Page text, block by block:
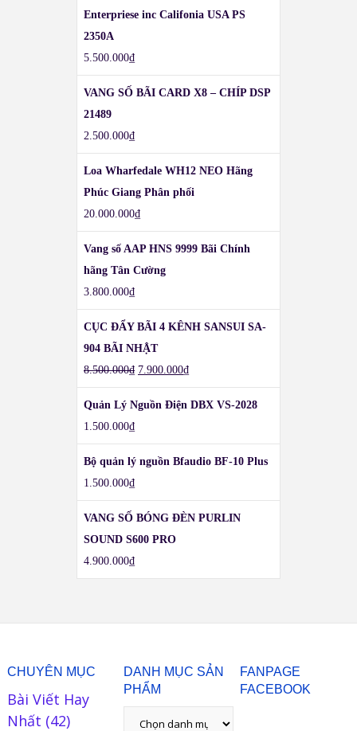
Enterpriese inc Califonia USA PS
2350A
5.500.000₫
VANG SỐ BÃI CARD X8 – CHÍP DSP
21489
2.500.000₫
Loa Wharfedale WH12 NEO Hãng
Phúc Giang Phân phối
20.000.000₫
Vang số AAP HNS 9999 Bãi Chính
hãng Tân Cường
3.800.000₫
CỤC ĐẨY BÃI 4 KÊNH SANSUI SA-
904 BÃI NHẬT
8.500.000₫ 7.900.000₫
Quản Lý Nguồn Điện DBX VS-2028
1.500.000₫
Bộ quản lý nguồn Bfaudio BF-10 Plus
1.500.000₫
VANG SỐ BÓNG ĐÈN PURLIN
SOUND S600 PRO
4.900.000₫
CHUYÊN MỤC
Bài Viết Hay
Nhất (42)
DANH MỤC SẢN
PHẨM
FANPAGE
FACEBOOK